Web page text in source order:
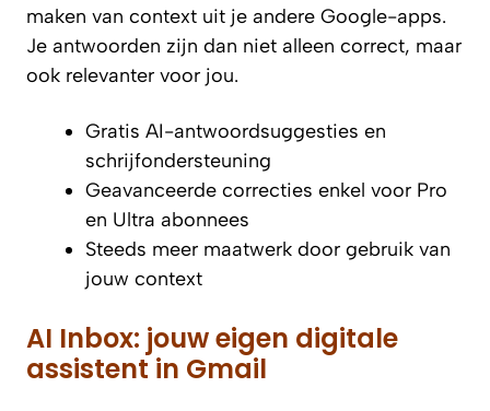
maken van context uit je andere Google-apps.
Je antwoorden zijn dan niet alleen correct, maar
ook relevanter voor jou.
Gratis AI-antwoordsuggesties en
schrijfondersteuning
Geavanceerde correcties enkel voor Pro
en Ultra abonnees
Steeds meer maatwerk door gebruik van
jouw context
AI Inbox: jouw eigen digitale
assistent in Gmail